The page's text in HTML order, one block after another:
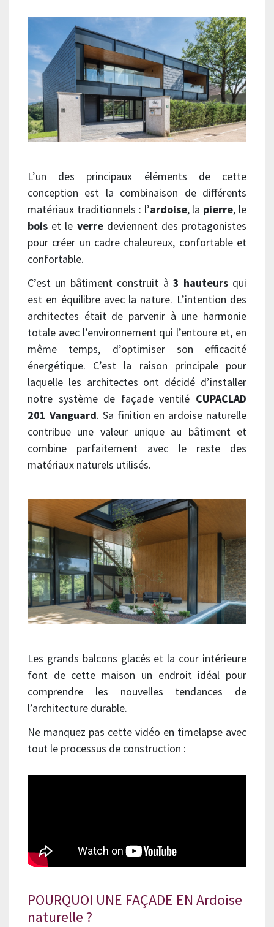
L’un des principaux éléments de cette
conception est la combinaison de différents
matériaux traditionnels : l’ardoise, la pierre, le
bois et le verredeviennent des protagonistes
pour créer un cadre chaleureux, confortable et
confortable.
C’est un bâtiment construit à 3 hauteursqui
est en équilibre avec la nature. L’intention des
architectes était de parvenir à une harmonie
totale avec l’environnement qui l’entoure et, en
même temps, d’optimiser son efficacité
énergétique. C’est la raison principale pour
laquelle les architectes ont décidé d’installer
notre système de façade ventilé CUPACLAD
201 Vanguard. Sa finition en ardoise naturelle
contribue une valeur unique au bâtiment et
combine parfaitement avec le reste des
matériaux naturels utilisés.
Les grands balcons glacés et la cour intérieure
font de cette maison un endroit idéal pour
comprendre les nouvelles tendances de
l’architecture durable.
Ne manquez pas cette vidéo en timelapse avec
tout le processus de construction :
POURQUOI UNE FAÇADE EN Ardoise
naturelle ?